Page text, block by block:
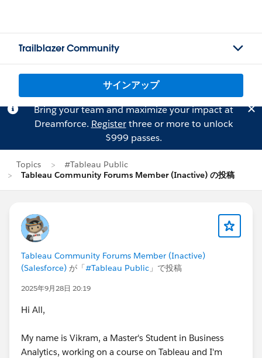
Trailblazer Community
サインアップ
Bring your team and maximize your impact at
Dreamforce. Registerthree or more to unlock
$999 passes.
Topics
#Tableau Public
Tableau Community Forums Member (Inactive) の投稿
Tableau Community Forums Member (Inactive)
(Salesforce) が「#Tableau Public 」で投稿
2025年9月28日 20:19
Hi All,
My name is Vikram, a Master's Student in Business
Analytics, working on a course on Tableau and I'm